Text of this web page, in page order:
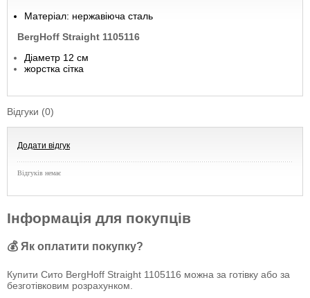
Матеріал: нержавіюча сталь
BergHoff Straight 1105116
Діаметр 12 см
жорстка сітка
Відгуки (0)
Додати відгук
Відгуків немає
Інформація для покупців
💰 Як оплатити покупку?
Купити Сито BergHoff Straight 1105116 можна за готівку або за
безготівковим розрахунком.